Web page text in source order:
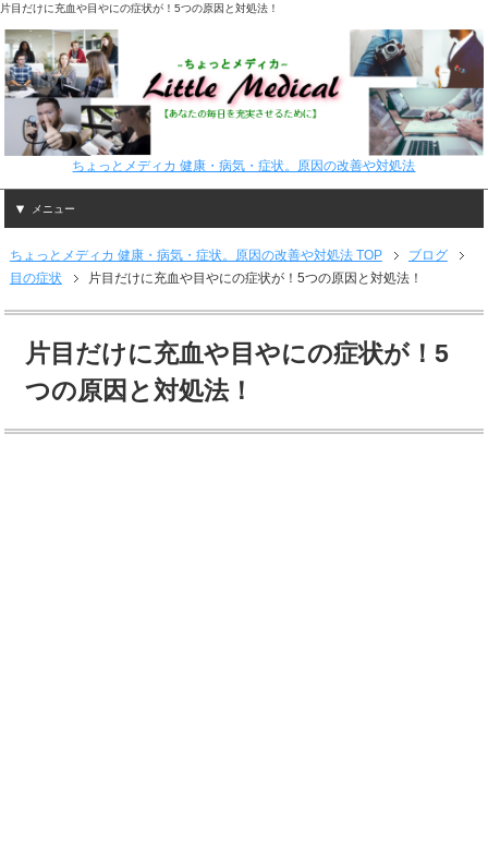
片目だけに充血や目やにの症状が！5つの原因と対処法！
ちょっとメディカ 健康・病気・症状。原因の改善や対処法
メニュー
ちょっとメディカ 健康・病気・症状。原因の改善や対処法 TOP
ブログ
目の症状
片目だけに充血や目やにの症状が！5つの原因と対処法！
片目だけに充血や目やにの症状が！5
つの原因と対処法！